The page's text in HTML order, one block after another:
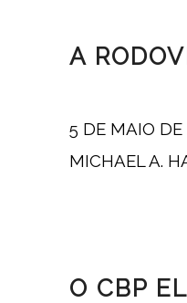
A
5 DE MAIO DE
/
MICHAEL A.
O CBP